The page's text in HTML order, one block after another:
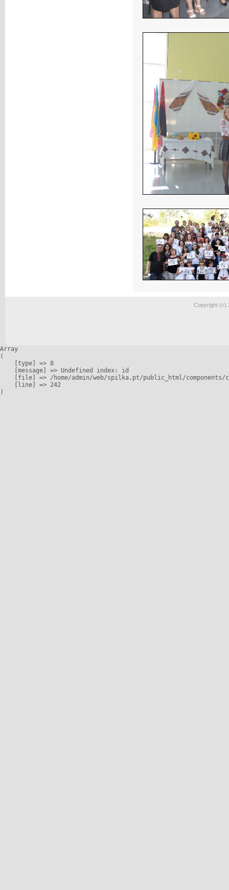
Copyright (c)
Array
(
    [type] => 8
    [message] => Undefined index: id
[file] => /home/admin/web/spilka.pt/public_html/
    [line] => 242